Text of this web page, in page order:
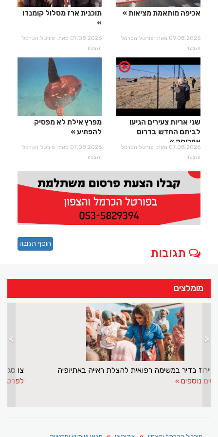
אכיפה מותאמת מציאות
09.08.2026 מאת: פורטל הכרמל
והצפון
תוכנית ארז מסלול קומנדו
07.08.2026 מאת: פורטל הכרמל
והצפון
שני אריות צעירים הגיעו
לביתם החדש בדרום
אפריקה
07.08.2026 מאת: פורטל הכרמל
והצפון
מפרץ אילת לא מפסיק
להפתיע
07.08.2026 מאת: פורטל הכרמל
והצפון
תגובות
הוסף תגובה
מומלצים
ד"ר ניירוז בדיר במשימה רפואית להצלת ראייה באתיופיה
לפרטים נוספים
> <